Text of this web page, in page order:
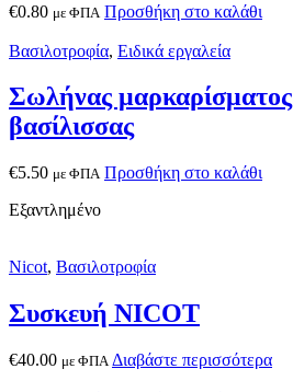
€0.80 με ΦΠΑ Προσθήκη στο καλάθι
Βασιλοτροφία, Ειδικά εργαλεία
Σωλήνας μαρκαρίσματος
βασίλισσας
€5.50 με ΦΠΑ Προσθήκη στο καλάθι
Εξαντλημένο
Nicot, Βασιλοτροφία
Συσκευή NICOT
€40.00 με ΦΠΑ Διαβάστε περισσότερα